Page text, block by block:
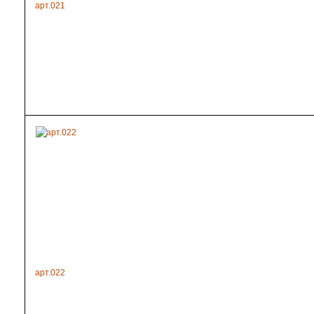
арт.021
арт.022